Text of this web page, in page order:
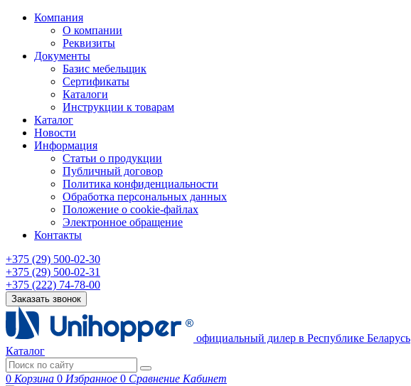
Компания
О компании
Реквизиты
Документы
Базис мебельщик
Сертификаты
Каталоги
Инструкции к товарам
Каталог
Новости
Информация
Статьи о продукции
Публичный договор
Политика конфиденциальности
Обработка персональных данных
Положение о cookie-файлах
Электронное обращение
Контакты
+375 (29) 500-02-30
+375 (29) 500-02-31
+375 (222) 74-78-00
Заказать звонок
официальный дилер в Республике Беларусь
Каталог
0 Корзина 0 Избранное 0 Сравнение Кабинет